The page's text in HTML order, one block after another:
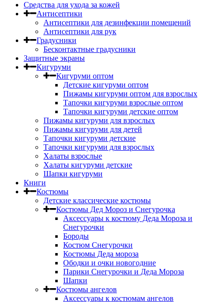
Средства для ухода за кожей
Антисептики
Антисептики для дезинфекции помещений
Антисептики для рук
Градусники
Бесконтактные градусники
Защитные экраны
Кигуруми
Кигуруми оптом
Детские кигуруми оптом
Пижамы кигуруми оптом для взрослых
Тапочки кигуруми взрослые оптом
Тапочки кигуруми детские оптом
Пижамы кигуруми для взрослых
Пижамы кигуруми для детей
Тапочки кигуруми детские
Тапочки кигуруми для взрослых
Халаты взрослые
Халаты кигуруми детские
Шапки кигуруми
Книги
Костюмы
Детские классические костюмы
Костюмы Дед Мороз и Снегурочка
Аксессуары к костюму Деда Мороза и
Снегурочки
Бороды
Костюм Снегурочки
Костюмы Деда мороза
Ободки и очки новогодние
Парики Снегурочки и Деда Мороза
Шапки
Костюмы ангелов
Аксессуары к костюмам ангелов